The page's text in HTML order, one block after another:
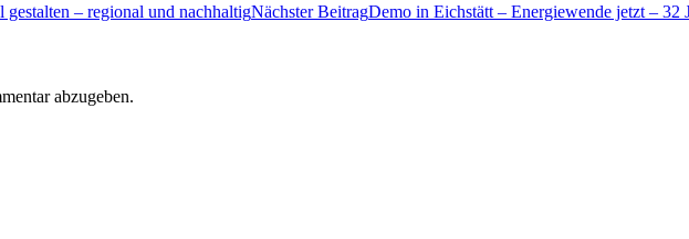
gestal­ten – regio­nal und nachhaltigNächster BeitragDemo in Eich­stätt – Ener­gie­wen­de jetzt – 32
abzugeben.